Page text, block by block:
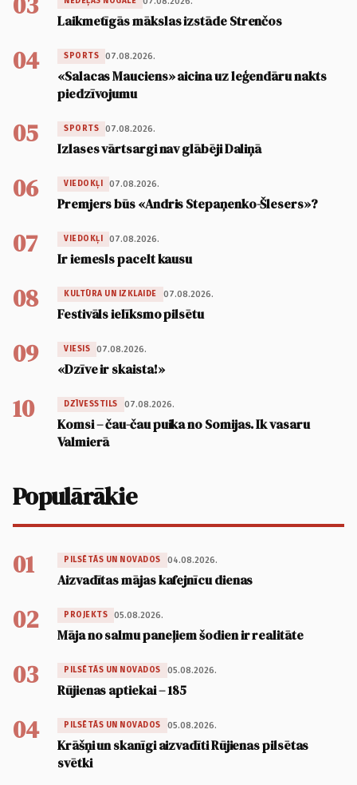
Laikmetīgās mākslas izstāde Strenčos
04 SPORTS 07.08.2026.
«Salacas Mauciens» aicina uz leģendāru nakts
piedzīvojumu
05 SPORTS 07.08.2026.
Izlases vārtsargi nav glābēji Daliņā
06 VIEDOKĻI 07.08.2026.
Premjers būs «Andris Stepaņenko-Šlesers»?
07 VIEDOKĻI 07.08.2026.
Ir iemesls pacelt kausu
08 KULTŪRA UN IZKLAIDE 07.08.2026.
Festivāls ielīksmo pilsētu
09 VIESIS 07.08.2026.
«Dzīve ir skaista!»
10 DZĪVESSTILS 07.08.2026.
Komsi – čau-čau puika no Somijas. Ik vasaru
Valmierā
Populārākie
01 PILSĒTĀS UN NOVADOS 04.08.2026.
Aizvadītas mājas kafejnīcu dienas
02 PROJEKTS 05.08.2026.
Māja no salmu paneļiem šodien ir realitāte
03 PILSĒTĀS UN NOVADOS 05.08.2026.
Rūjienas aptiekai – 185
04 PILSĒTĀS UN NOVADOS 05.08.2026.
Krāšņi un skanīgi aizvadīti Rūjienas pilsētas
svētki